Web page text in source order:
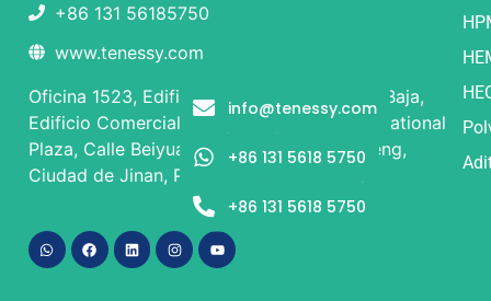
+86 131 56185750
www.tenessy.com
Oficina 1523, Edificio 1 y Edificio 2, Planta Baja,
Edificio Comercial, Rongsheng Times International
Plaza, Calle Beiyuan nº 9, Distrito de Licheng,
Ciudad de Jinan, Provincia de Shandong.
info@tenessy.com
+86 131 5618 5750
+86 131 5618 5750